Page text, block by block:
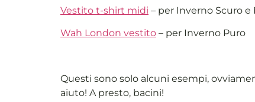
Vestito t-shirt midi – per Inverno Scuro e
Wah London vestito – per Inverno Puro
Questi sono solo alcuni esempi,
aiuto! A presto, bacini!